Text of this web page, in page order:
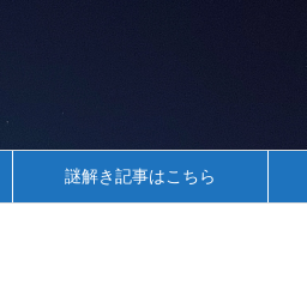
謎解き記事はこちら